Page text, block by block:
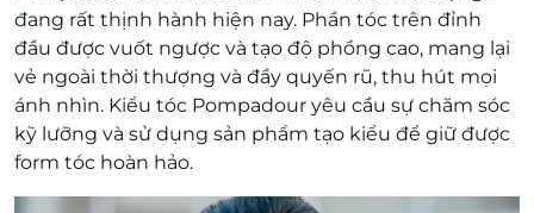
đang rất thịnh hành hiện nay. Phần tóc trên đỉnh
đầu được vuốt ngược và tạo độ phồng cao, mang lại
vẻ ngoài thời thượng và đầy quyến rũ, thu hút mọi
ánh nhìn. Kiểu tóc Pompadour yêu cầu sự chăm sóc
kỹ lưỡng và sử dụng sản phẩm tạo kiểu để giữ được
form tóc hoàn hảo.